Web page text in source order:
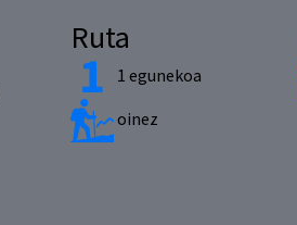
Ruta
1 egunekoa
oinez